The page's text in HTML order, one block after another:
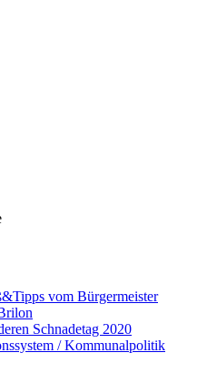
vom Bürgermeister
Schnadetag 2020
/ Kommunalpolitik